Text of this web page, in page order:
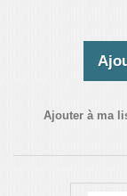
Ajouter à ma